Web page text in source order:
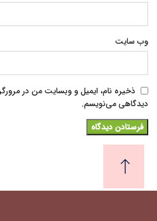
وب‌ سایت
ذخیره نام، ایمیل و وبسایت من در
دیدگاهی می‌نویسم.